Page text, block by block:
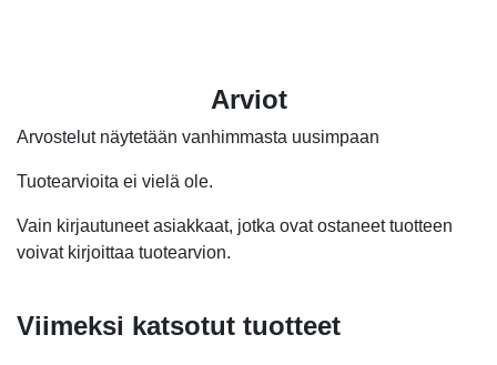
Arviot
Arvostelut näytetään vanhimmasta uusimpaan
Tuotearvioita ei vielä ole.
Vain kirjautuneet asiakkaat, jotka ovat ostaneet tuotteen
voivat kirjoittaa tuotearvion.
Viimeksi katsotut tuotteet